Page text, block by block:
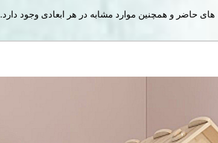
حاضر و همچنین موارد مشابه در هر ابعادی وجود دارد.